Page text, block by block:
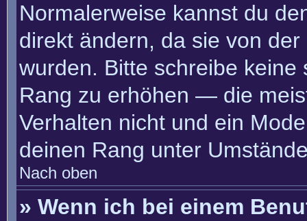
Normalerweise kannst du
direkt ändern, da sie von
wurden. Bitte schreibe
Rang zu erhöhen — die
Verhalten nicht und ein
deinen Rang unter
Nach oben
» Wenn ich bei einem